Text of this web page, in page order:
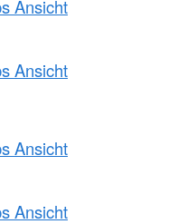
Ansicht
Ansicht
Ansicht
Ansicht